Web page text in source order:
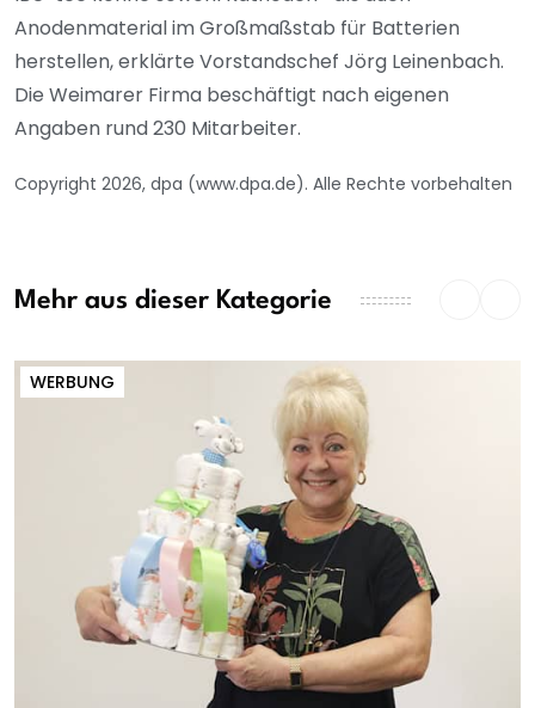
Anodenmaterial im Großmaßstab für Batterien
herstellen, erklärte Vorstandschef Jörg Leinenbach.
Die Weimarer Firma beschäftigt nach eigenen
Angaben rund 230 Mitarbeiter.
Copyright 2026, dpa (www.dpa.de). Alle Rechte vorbehalten
Mehr aus dieser Kategorie
WERBUNG